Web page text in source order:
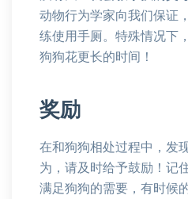
动物行为学家向我们保证
练使用手厕。特殊情况下
狗狗花更长的时间！
奖励
在和狗狗相处过程中，发
为，请及时给予鼓励！记
满足狗狗的需要，有时候